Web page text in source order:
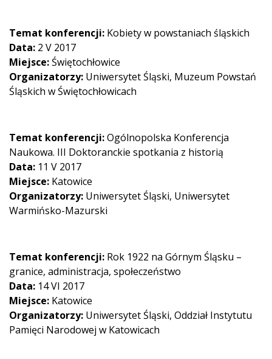
Temat konferencji: Kobiety w powstaniach śląskich
Data: 2 V 2017
Miejsce:Świętochłowice
Organizatorzy: Uniwersytet Śląski, Muzeum Powstań
Śląskich w Świętochłowicach
Temat konferencji:Ogólnopolska Konferencja
Naukowa. III Doktoranckie spotkania z historią
Data: 11 V 2017
Miejsce: Katowice
Organizatorzy: Uniwersytet Śląski, Uniwersytet
Warmińsko-Mazurski
Temat konferencji: Rok 1922 na Górnym Śląsku –
granice, administracja, społeczeństwo
Data: 14 VI 2017
Miejsce: Katowice
Organizatorzy: Uniwersytet Śląski, Oddział Instytutu
Pamięci Narodowej w Katowicach